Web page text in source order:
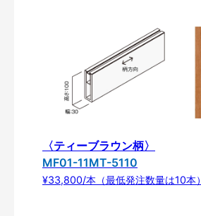
〈ティーブラウン柄〉
MF01-11MT-5110
¥33,800/本（最低発注数量は10本）